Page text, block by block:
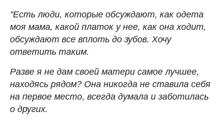
"Есть люди, которые обсуждают, как одета
моя мама, какой платок у нее, как она ходит,
обсуждают все вплоть до зубов. Хочу
ответить таким.
Разве я не дам своей матери самое лучшее,
находясь рядом? Она никогда не ставила себя
на первое место, всегда думала и заботилась
о других.